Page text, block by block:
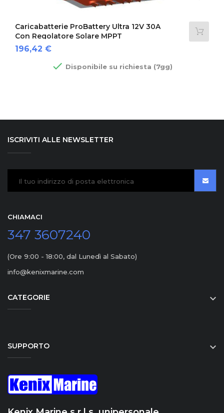
Caricabatterie ProBattery Ultra 12V 30A
Con Regolatore Solare MPPT
Prezzo
196,42 €
 Disponibile su richiesta (7gg)
ISCRIVITI ALLE NEWSLETTER
CHIAMACI
347 3607240
(Ore 9:00 - 18:00, dal Lunedì al Sabato)
info@kenixmarine.com
CATEGORIE 
SUPPORTO 